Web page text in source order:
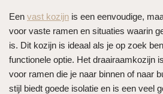
Een vast kozijn is een eenvoudige,
voor vaste ramen en situaties waarin
is. Dit kozijn is ideaal als je op zoek
functionele optie. Het draairaamkozijn
voor ramen die je naar binnen of naar
stijl biedt goede isolatie en is een veel